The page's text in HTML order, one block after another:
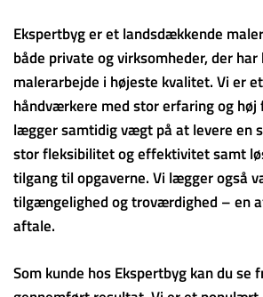
Ekspertbyg er et landsdækkende
både private og virksomheder, der
malerarbejde i højeste kvalitet. Vi er
håndværkere med stor erfaring og høj
lægger samtidig vægt på at levere en
stor fleksibilitet og effektivitet samt
tilgang til opgaverne. Vi lægger også
tilgængelighed og troværdighed – en
aftale.
Som kunde hos Ekspertbyg kan du